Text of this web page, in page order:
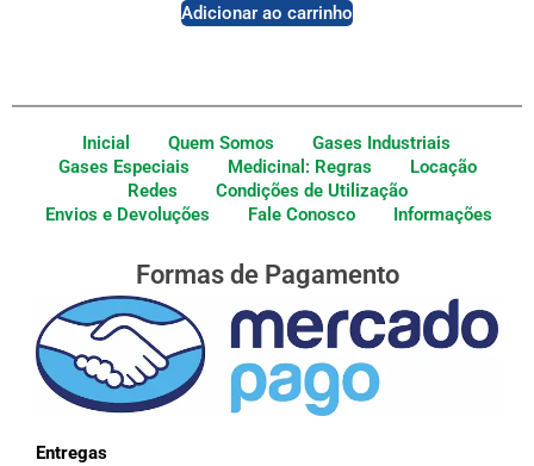
Adicionar ao carrinho
Inicial Quem Somos
Gases Industriais
Gases Especiais
Medicinal: Regras
Locação
Redes
Condições de Utilização
Envios e Devoluções
Fale Conosco Informações
Formas de Pagamento
Entregas